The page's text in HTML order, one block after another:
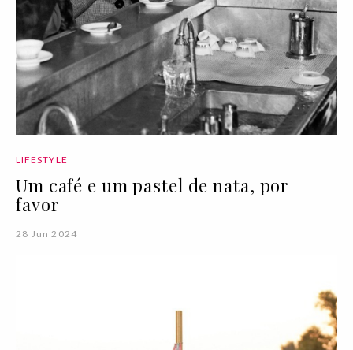
LIFESTYLE
Um café e um pastel de nata, por
favor
28 Jun 2024